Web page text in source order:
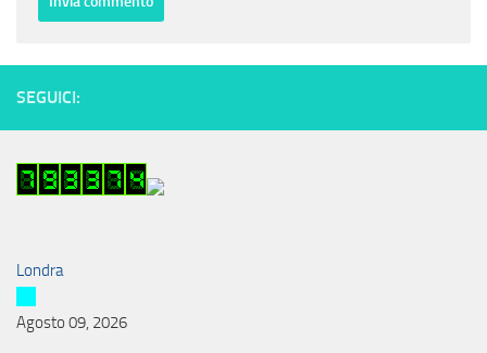
SEGUICI:
Londra
Agosto 09, 2026